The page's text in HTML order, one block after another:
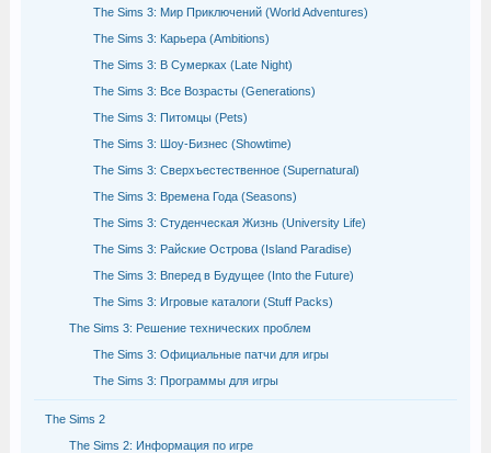
The Sims 3: Мир Приключений (World Adventures)
The Sims 3: Карьера (Ambitions)
The Sims 3: В Сумерках (Late Night)
The Sims 3: Все Возрасты (Generations)
The Sims 3: Питомцы (Pets)
The Sims 3: Шоу-Бизнес (Showtime)
The Sims 3: Сверхъестественное (Supernatural)
The Sims 3: Времена Года (Seasons)
The Sims 3: Студенческая Жизнь (University Life)
The Sims 3: Райские Острова (Island Paradise)
The Sims 3: Вперед в Будущее (Into the Future)
The Sims 3: Игровые каталоги (Stuff Packs)
The Sims 3: Решение технических проблем
The Sims 3: Официальные патчи для игры
The Sims 3: Программы для игры
The Sims 2
The Sims 2: Информация по игре